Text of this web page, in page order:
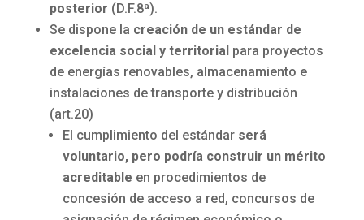
posterior (D.F.8ª).
Se dispone la creación de un estándar de
excelencia social y territorial para proyectos
de energías renovables, almacenamiento e
instalaciones de transporte y distribución
(art.20)
El cumplimiento del estándar será
voluntario, pero podría construir un mérito
acreditable en procedimientos de
concesión de acceso a red, concursos de